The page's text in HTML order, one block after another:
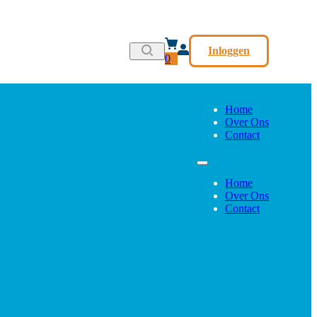
0
Inloggen
Home
Over Ons
Contact
Home
Over Ons
Contact